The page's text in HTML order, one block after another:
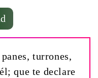
turrones,
que te declare